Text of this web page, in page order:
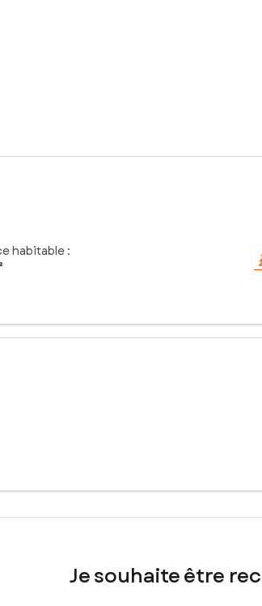
habitable :
offre un cadre idéal pour concrétiser
pharmacie et commerces, tout en
Je souhaite être